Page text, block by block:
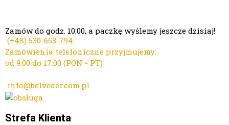
Zamów do godz. 10:00, a paczkę wyślemy jeszcze dzisiaj!
(+48) 530-653-794
Zamówienia telefoniczne przyjmujemy:
od 9:00 do 17:00 (PON - PT)
info@belveder.com.pl
Strefa Klienta